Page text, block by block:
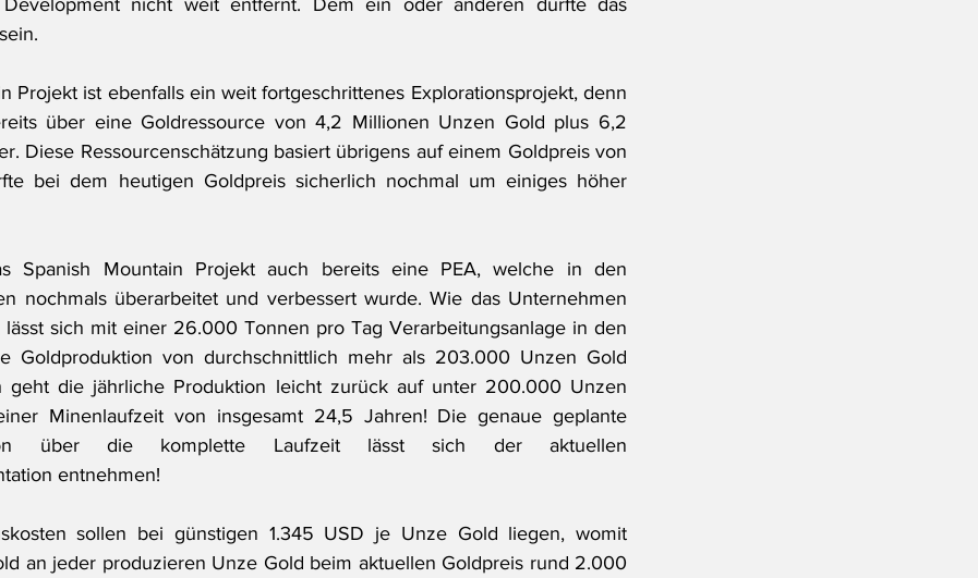
nicht weit entfernt. Dem ein oder anderen dürfte das
Projekt ist ebenfalls ein weit fortgeschrittenes Explorationsprojekt, denn
über eine Goldressource von 4,2 Millionen Unzen Gold plus 6,2
Diese Ressourcenschätzung basiert übrigens auf einem Goldpreis von
bei dem heutigen Goldpreis sicherlich nochmal um einiges höher
Spanish Mountain Projekt auch bereits eine PEA, welche in den
nochmals überarbeitet und verbessert wurde. Wie das Unternehmen
sich mit einer 26.000 Tonnen pro Tag Verarbeitungsanlage in den
Goldproduktion von durchschnittlich mehr als 203.000 Unzen Gold
geht die jährliche Produktion leicht zurück auf unter 200.000 Unzen
Minenlaufzeit von insgesamt 24,5 Jahren! Die genaue geplante
über die komplette Laufzeit lässt sich der aktuellen
entnehmen!
sollen bei günstigen 1.345 USD je Unze Gold liegen, womit
an jeder produzieren Unze Gold beim aktuellen Goldpreis rund 2.000